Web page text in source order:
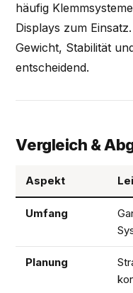
häufig
Displays zum
Gewicht, Stabilität
entscheidend.
Vergleich &
Aspekt
Umfang
Planung